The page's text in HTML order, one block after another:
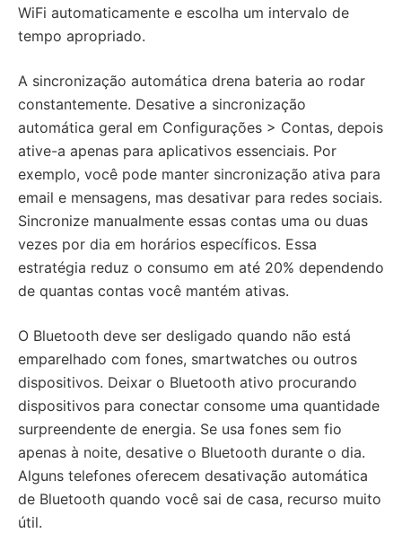
WiFi automaticamente e escolha um intervalo de
tempo apropriado.
A sincronização automática drena bateria ao rodar
constantemente. Desative a sincronização
automática geral em Configurações > Contas, depois
ative-a apenas para aplicativos essenciais. Por
exemplo, você pode manter sincronização ativa para
email e mensagens, mas desativar para redes sociais.
Sincronize manualmente essas contas uma ou duas
vezes por dia em horários específicos. Essa
estratégia reduz o consumo em até 20% dependendo
de quantas contas você mantém ativas.
O Bluetooth deve ser desligado quando não está
emparelhado com fones, smartwatches ou outros
dispositivos. Deixar o Bluetooth ativo procurando
dispositivos para conectar consome uma quantidade
surpreendente de energia. Se usa fones sem fio
apenas à noite, desative o Bluetooth durante o dia.
Alguns telefones oferecem desativação automática
de Bluetooth quando você sai de casa, recurso muito
útil.